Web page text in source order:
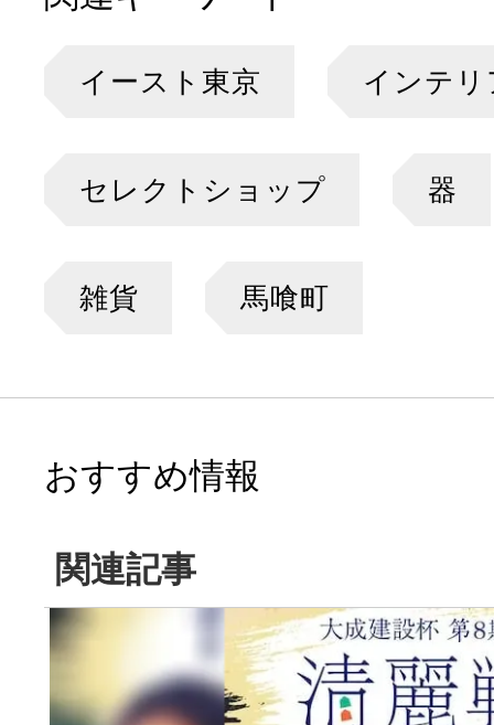
イースト東京 インテリ
セレクトショップ 器
雑貨 馬喰町
おすすめ情報
関連記事